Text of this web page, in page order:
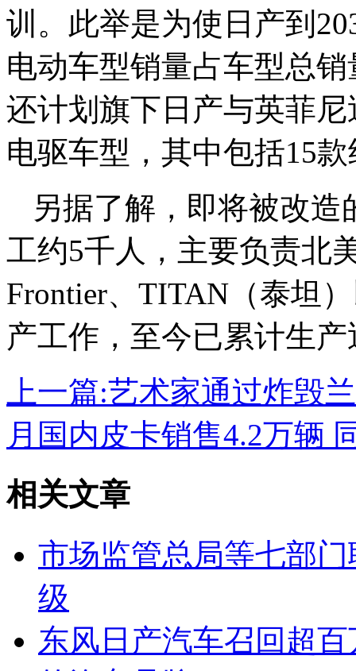
训。此举是为使日产到
电动车型销量占车型总
还计划旗下日产与英菲
电驱车型，其中包括15
另据了解，即将被改造
工约5千人，主要负责北
Frontier、TITAN（泰坦
产工作，至今已累计生
上一篇:艺术家通过炸毁
月国内皮卡销售4.2万辆
相关文章
市场监管总局等七部
级
东风日产汽车召回超